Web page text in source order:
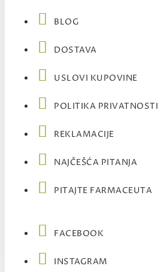
BLOG
DOSTAVA
USLOVI KUPOVINE
POLITIKA PRIVATNOSTI
REKLAMACIJE
NAJČEŠĆA PITANJA
PITAJTE FARMACEUTA
FACEBOOK
INSTAGRAM